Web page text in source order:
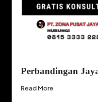
Perbandingan
Read More